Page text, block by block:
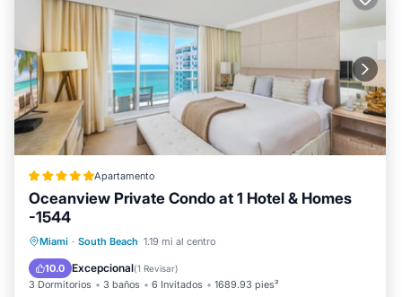
Apartamento
Oceanview Private Condo at 1 Hotel & Homes
-1544
Miami · South Beach 1.19 mi al centro
10.0 Excepcional(1 Revisar)
3 Dormitorios 3 baños 6 Invitados 1689.93 pies²
Frente al mar
Bañera de hidromasaje
Desayuno
Aparcamiento